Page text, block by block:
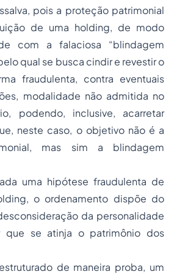
pois a proteção patrimonial
de uma holding, de modo
com a falaciosa “blindagem
qual se busca cindir e revestir o
fraudulenta, contra eventuais
modalidade não admitida no
podendo, inclusive, acarretar
neste caso, o objetivo não é a
mas sim a blindagem
uma hipótese fraudulenta de
o ordenamento dispõe do
da personalidade
que se atinja o patrimônio dos
de maneira proba, um